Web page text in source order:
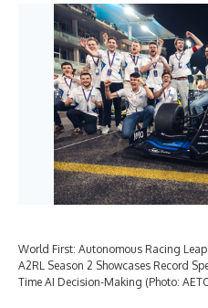
World First: Autonomous Racing
A2RL Season 2 Showcases Record
Time AI Decision-Making (Photo: